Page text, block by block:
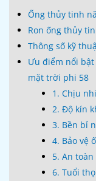
Ống thủy tinh
Ron ống thủy
Thông số kỹ
Ưu điểm nổi
mặt trời phi 58
1. Chịu
2. Độ kín
3. Bền bỉ
4. Bảo vệ
5. An
6. Tuổi